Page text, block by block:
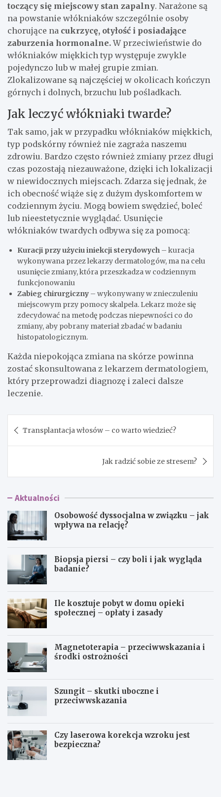
toczący się miejscowy stan zapalny. Narażone są
na powstanie włókniaków szczególnie osoby
chorujące na cukrzycę, otyłość i posiadające
zaburzenia hormonalne.W przeciwieństwie do
włókniaków miękkich typ występuje zwykle
pojedynczo lub w małej grupie zmian.
Zlokalizowane są najczęściej w okolicach kończyn
górnych i dolnych, brzuchu lub pośladkach.
Jak leczyć włókniaki twarde?
Tak samo, jak w przypadku włókniaków miękkich,
typ podskórny również nie zagraża naszemu
zdrowiu. Bardzo często również zmiany przez długi
czas pozostają niezauważone, dzięki ich lokalizacji
w niewidocznych miejscach. Zdarza się jednak, że
ich obecność wiąże się z dużym dyskomfortem w
codziennym życiu. Mogą bowiem swędzieć, boleć
lub nieestetycznie wyglądać. Usunięcie
włókniaków twardych odbywa się za pomocą:
Kuracji przy użyciu iniekcji sterydowych – kuracja
wykonywana przez lekarzy dermatologów, ma na celu
usunięcie zmiany, która przeszkadza w codziennym
funkcjonowaniu
Zabieg chirurgiczny – wykonywany w znieczuleniu
miejscowym przy pomocy skalpela. Lekarz może się
zdecydować na metodę podczas niepewności co do
zmiany, aby pobrany materiał zbadać w badaniu
histopatologicznym.
Każda niepokojąca zmiana na skórze powinna
zostać skonsultowana z lekarzem dermatologiem,
który przeprowadzi diagnozę i zaleci dalsze
leczenie.
wpisu
Transplantacja włosów – co warto wiedzieć?
Jak radzić sobie ze stresem?
Aktualności
Osobowość dyssocjalna w związku – jak
wpływa na relację?
Biopsja piersi – czy boli i jak wygląda
badanie?
Ile kosztuje pobyt w domu opieki
społecznej – opłaty i zasady
Magnetoterapia – przeciwwskazania i
środki ostrożności
Szungit – skutki uboczne i
przeciwwskazania
Czy laserowa korekcja wzroku jest
bezpieczna?
O
B